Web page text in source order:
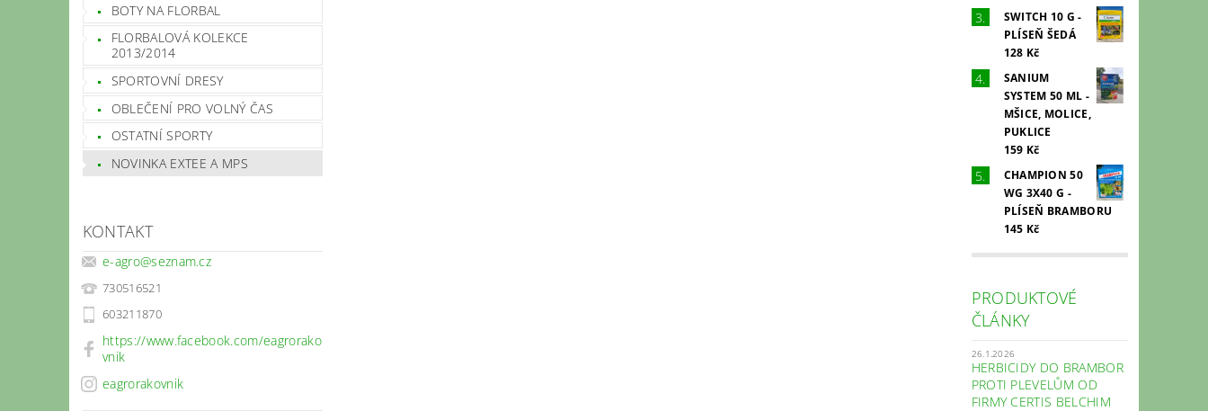
BOTY NA FLORBAL
FLORBALOVÁ KOLEKCE
2013/2014
SPORTOVNÍ DRESY
OBLEČENÍ PRO VOLNÝ ČAS
OSTATNÍ SPORTY
NOVINKA EXTEE A MPS
KONTAKT
e-agro@seznam.cz
730516521
603211870
https://www.facebook.com/eagrorako
vnik
eagrorakovnik
SWITCH 10 G -
PLÍSEŇ ŠEDÁ
128 Kč
SANIUM
SYSTEM 50 ML -
MŠICE, MOLICE,
PUKLICE
159 Kč
CHAMPION 50
WG 3X40 G -
PLÍSEŇ BRAMBORU
145 Kč
PRODUKTOVÉ
ČLÁNKY
26.1.2026
HERBICIDY DO BRAMBOR
PROTI PLEVELŮM OD
FIRMY CERTIS BELCHIM